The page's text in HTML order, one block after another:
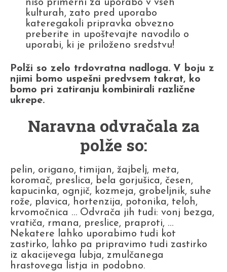
niso primerni za uporabo v vseh
kulturah, zato pred uporabo
kateregakoli pripravka obvezno
preberite in upoštevajte navodilo o
uporabi, ki je priloženo sredstvu!
Polži so zelo trdovratna nadloga. V boju z
njimi bomo uspešni predvsem takrat, ko
bomo pri zatiranju kombinirali različne
ukrepe.
Naravna odvračala za
polže so:
pelin, origano, timijan, žajbelj, meta,
koromač, preslica, bela gorjušica, česen,
kapucinka, ognjič, kozmeja, grobeljnik, suhe
rože, plavica, hortenzija, potonika, teloh,
krvomočnica … Odvrača jih tudi: vonj bezga,
vratiča, rmana, preslice, praproti, …
Nekatere lahko uporabimo tudi kot
zastirko, lahko pa pripravimo tudi zastirko
iz akacijevega lubja, zmulčanega
hrastovega listja in podobno.